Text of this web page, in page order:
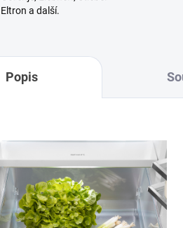
Eltron a další.
Popis